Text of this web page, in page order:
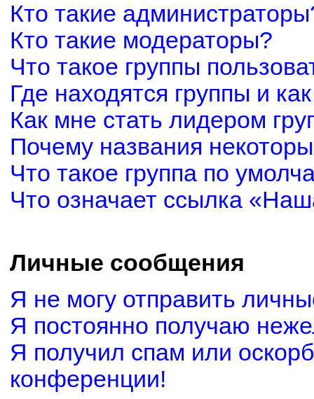
Кто такие
Кто такие модераторы?
Что такое группы
Где находятся группы и
Как мне стать лидером
Почему названия
Что такое группа по
Что означает ссылка
Личные сообщения
Я не могу отправить
Я постоянно получаю
Я получил спам или
конференции!